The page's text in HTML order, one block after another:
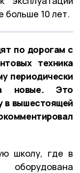
больше 10 лет.
по дорогам с
техника
периодически
новые. Это
в вышестоящей
школу, где в